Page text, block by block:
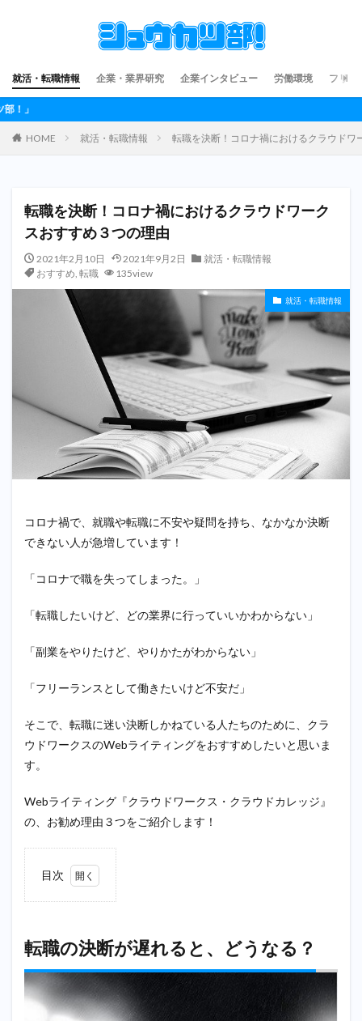
就活・転職情報 企業・業界研究 企業インタビュー 労働環境 フリー
HOME 就活・転職情報 転職を決断！コロナ禍におけるクラウドワ
転職を決断！コロナ禍におけるクラウドワーク
スおすすめ３つの理由
2021年2月10日 2021年9月2日
就活・転職情報
おすすめ, 転職 135view
就活・転職情報
コロナ禍で、就職や転職に不安や疑問を持ち、なかなか決断
できない人が急増しています！
「コロナで職を失ってしまった。」
「転職したいけど、どの業界に行っていいかわからない」
「副業をやりたけど、やりかたがわからない」
「フリーランスとして働きたいけど不安だ」
そこで、転職に迷い決断しかねている人たちのために、クラ
ウドワークスのWebライティングをおすすめしたいと思いま
す。
Webライティング『クラウドワークス・クラウドカレッジ』
の、お勧め理由３つをご紹介します！
目次
断が
遅れ
る
と、
どう
な
転職の決断が遅れると、どうなる？